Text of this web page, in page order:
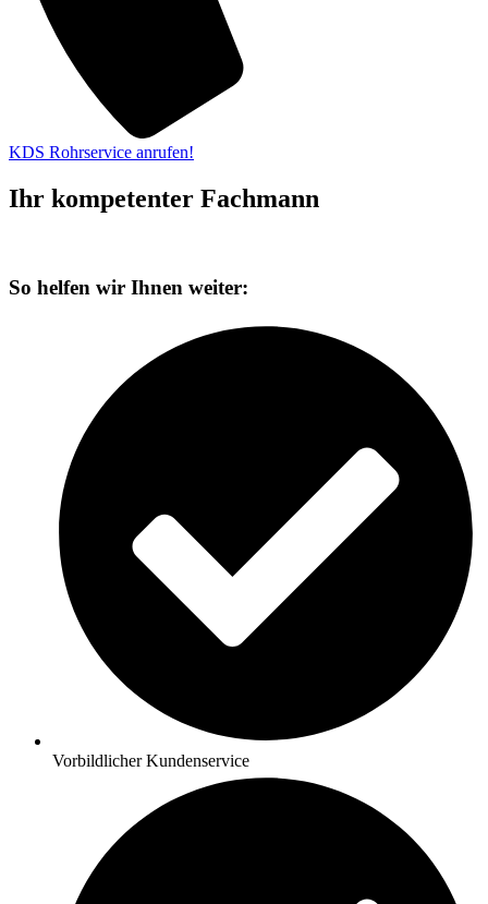
KDS Rohrservice anrufen!
Ihr kompetenter Fachmann
So helfen wir Ihnen weiter:
Vorbildlicher Kundenservice